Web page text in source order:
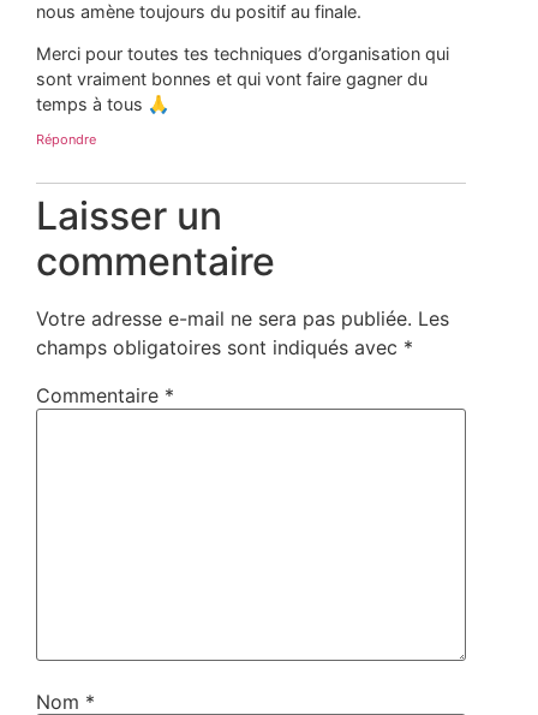
nous amène toujours du positif au finale.
Merci pour toutes tes techniques d’organisation qui
sont vraiment bonnes et qui vont faire gagner du
temps à tous 🙏
Répondre
Laisser un
commentaire
Votre adresse e-mail ne sera pas publiée. Les
champs obligatoires sont indiqués avec *
Commentaire *
Nom *